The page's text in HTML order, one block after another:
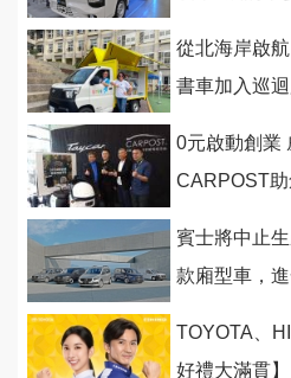
從北海岸啟
書車加入巡
0元啟動創業
CARPOST
賓士將中止
款廂型車，
TOYOTA、
好禮大滿貫